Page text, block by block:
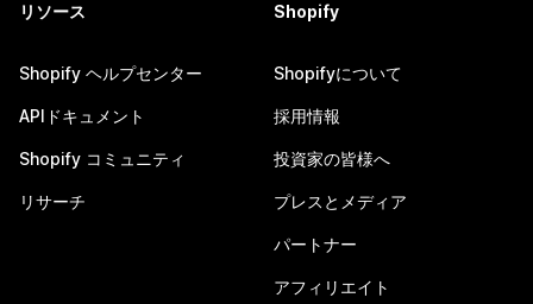
リソース
Shopify ヘルプセンター
APIドキュメント
Shopify コミュニティ
リサーチ
Shopify
Shopifyについて
採用情報
投資家の皆様へ
プレスとメディア
パートナー
アフィリエイト